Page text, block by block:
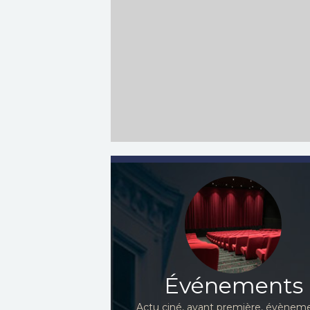
Événements
Actu ciné, avant première,